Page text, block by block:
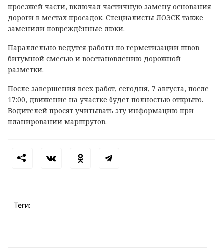
проезжей части, включал частичную замену основания
дороги в местах просадок. Специалисты ЛОЭСК также
заменили повреждённые люки.
Параллельно ведутся работы по герметизации швов
битумной смесью и восстановлению дорожной
разметки.
После завершения всех работ, сегодня, 7 августа, после
17:00, движение на участке будет полностью открыто.
Водителей просят учитывать эту информацию при
планировании маршрутов.
Теги: